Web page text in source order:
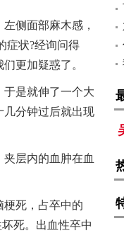
侧面部麻木感，
症状?经询问得
更加疑惑了。
是就伸了一个大
几分钟过后就出现
层内的血肿在血
梗死，占卒中的
死。出血性卒中